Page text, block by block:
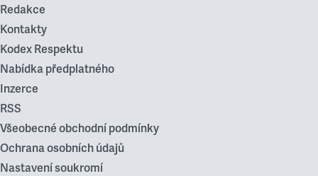
Redakce
Kontakty
Kodex Respektu
Nabídka předplatného
Inzerce
RSS
Všeobecné obchodní podmínky
Ochrana osobních údajů
Nastavení soukromí